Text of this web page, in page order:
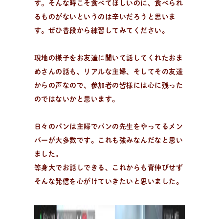
す。そんな時こそ食べてほしいのに、食べられ
るものがないというのは辛いだろうと思いま
す。ぜひ普段から練習してみてください。
現地の様子をお友達に聞いて話してくれたおま
めさんの話も、リアルな主婦、そしてその友達
からの声なので、参加者の皆様には心に残った
のではないかと思います。
日々のパンは主婦でパンの先生をやってるメン
バーが大多数です。これも強みなんだなと思い
ました。
等身大でお話しできる、これからも背伸びせず
そんな発信を心がけていきたいと思いました。